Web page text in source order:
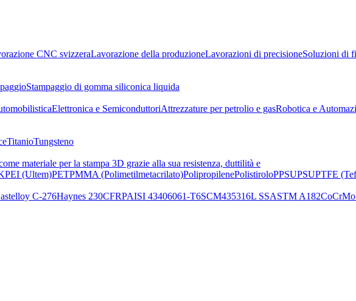
CNC svizzeraLavorazione della produzioneLavorazioni di precisioneSoluzioni di
Stampaggio di gomma siliconica liquida
Elettronica e SemiconduttoriAttrezzature per petrolio e gasRobotica e
TitanioTungsteno
materiale per la stampa 3D grazie alla sua resistenza, duttilità e
PEI (Ultem)PETPMMA (Polimetilmetacrilato)PolipropilenePolistiroloPPSUPSUPTFE
C-276Haynes 230CFRPAISI 43406061-T6SCM435316L SSASTM A182CoCrMo